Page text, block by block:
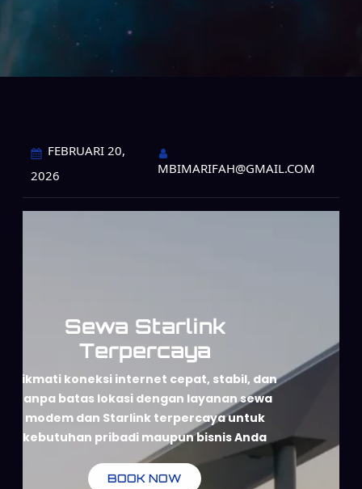
FEBRUARI 20,
2026
MBIMARIFAH@GMAIL.COM
Sewa Starlink
Terpercaya
Nikmati koneksi internet cepat, stabil, dan
tanpa batas lokasi dengan layanan sewa
modem dan Starlink terpercaya untuk
kebutuhan pribadi maupun bisnis Anda
BOOK NOW